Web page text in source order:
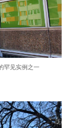
罕见实例之一